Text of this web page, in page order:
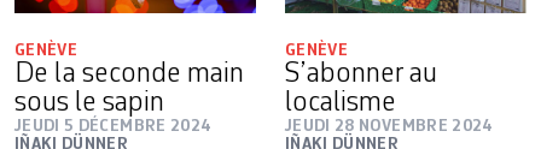
GENÈVE
De la seconde main
sous le sapin
JEUDI 5 DÉCEMBRE 2024
IÑAKI DÜNNER
GENÈVE
S’abonner au
localisme
JEUDI 28 NOVEMBRE 2024
IÑAKI DÜNNER